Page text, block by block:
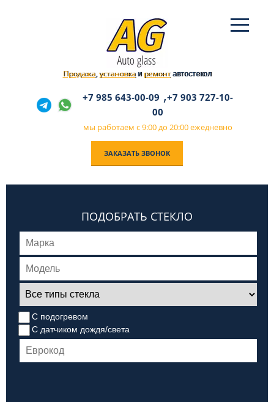
Продажа,установкаи ремонтавтостекол
+7 985 643-00-09 ,+7 903 727-10-
00
мы работаем с 9:00 до 20:00 ежедневно
ЗАКАЗАТЬ ЗВОНОК
ПОДОБРАТЬ СТЕКЛО
С подогревом
С датчиком дождя/света